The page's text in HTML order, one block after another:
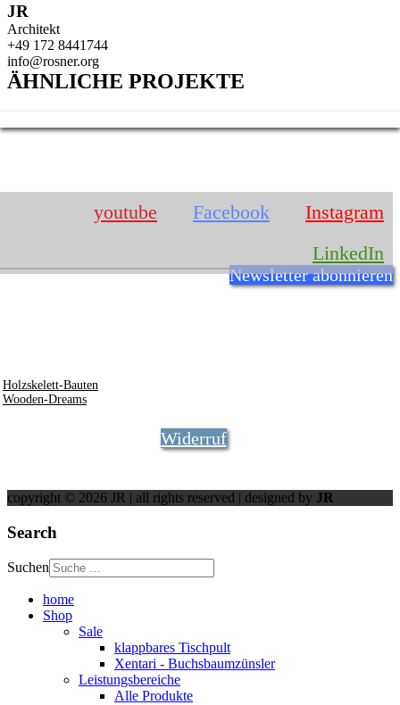
JR
Architekt
+49 172 8441744
info@rosner.org
ÄHNLICHE PROJEKTE
youtube Facebook
Instagram
LinkedIn
Newsletter abonnieren
Holzskelett-Bauten
Wooden-Dreams
Widerruf
copyright © 2026 JR | all rights reserved | designed by JR
Search
Suchen
home
Shop
Sale
klappbares Tischpult
Xentari - Buchsbaumzünsler
Leistungsbereiche
Alle Produkte